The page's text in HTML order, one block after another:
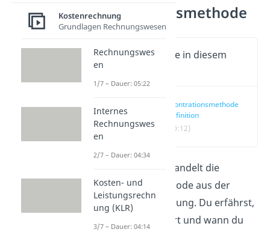
Skontrationsmethode
Wichtige Inhalte in diesem
Skontrationsmethode
Definition
(00:12)
Dieser Artikel behandelt die
Skontrationsmethode aus der
Kostenartenrechnung. Du erfährst,
wie sie funktioniert und wann du
Kostenrechnung
Grundlagen Rechnungswesen
Rechnungswes
en
1/7 – Dauer: 05:22
Internes
Rechnungswes
en
2/7 – Dauer: 04:34
Kosten- und
Leistungsrechn
ung (KLR)
3/7 – Dauer: 04:14